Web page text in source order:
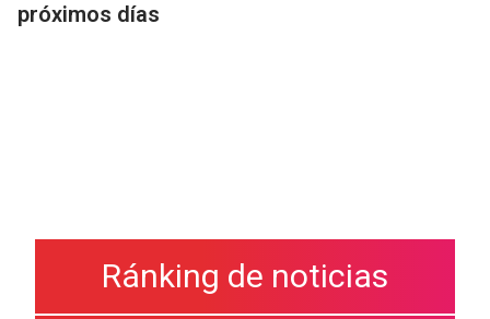
próximos días
Ránking de noticias